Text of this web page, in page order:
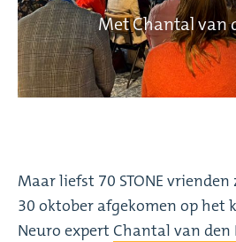
Met Chantal van
Maar liefst 70 STONE
30 oktober afgekomen op het
Neuro expert Chantal van den